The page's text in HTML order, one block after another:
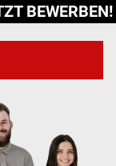
BEWERBEN!